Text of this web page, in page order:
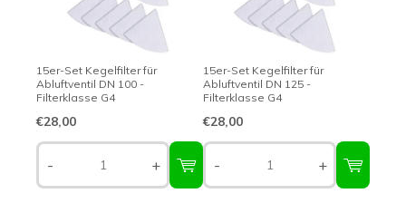
15er-Set Kegelfilter für
Abluftventil DN 100 -
Filterklasse G4
€28,00
- +
15er-Set Kegelfilter für
Abluftventil DN 125 -
Filterklasse G4
€28,00
- +